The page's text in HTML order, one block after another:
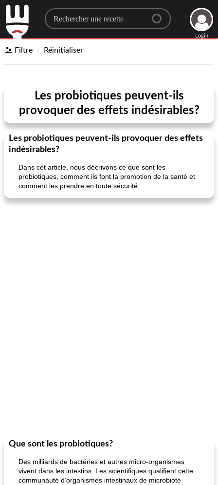
Search for a recipe
Login
Filtre Réinitialiser
Les probiotiques peuvent-ils
provoquer des effets indésirables?
Les probiotiques peuvent-ils provoquer des effets
indésirables?
Dans cet article, nous décrivons ce que sont les
probiotiques, comment ils font la promotion de la santé et
comment les prendre en toute sécurité.
Que sont les probiotiques?
Des milliards de bactéries et autres micro-organismes
vivent dans les intestins. Les scientifiques qualifient cette
communauté d'organismes intestinaux de microbiote